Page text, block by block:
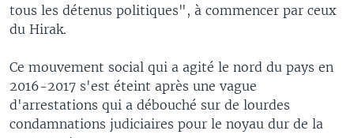
tous les détenus politiques", à commencer par ceux
du Hirak.
Ce mouvement social qui a agité le nord du pays en
2016-2017 s'est éteint après une vague
d'arrestations qui a débouché sur de lourdes
condamnations judiciaires pour le noyau dur de la